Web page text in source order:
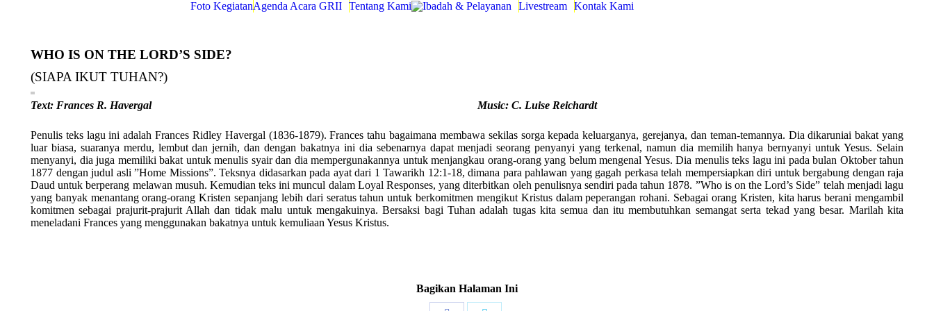
Foto KegiatanAgenda Acara GRII Tentang Kami Ibadah & Pelayanan Livestream Kontak Kami
WHO IS ON THE LORD’S SIDE?
(SIAPA IKUT TUHAN?)
Text: Frances R. Havergal Music: C. Luise Reichardt
Penulis teks lagu ini adalah Frances Ridley Havergal (1836-1879). Frances tahu bagaimana membawa sekilas sorga kepada keluarganya, gerejanya, dan teman-temannya. Dia dikaruniai bakat yang
luar biasa, suaranya merdu, lembut dan jernih, dan dengan bakatnya ini dia sebenarnya dapat menjadi seorang penyanyi yang terkenal, namun dia memilih hanya bernyanyi untuk Yesus. Selain
menyanyi, dia juga memiliki bakat untuk menulis syair dan dia mempergunakannya untuk menjangkau orang-orang yang belum mengenal Yesus. Dia menulis teks lagu ini pada bulan Oktober tahun
1877 dengan judul asli ”Home Missions”. Teksnya didasarkan pada ayat dari 1 Tawarikh 12:1-18, dimana para pahlawan yang gagah perkasa telah mempersiapkan diri untuk bergabung dengan raja
Daud untuk berperang melawan musuh. Kemudian teks ini muncul dalam Loyal Responses, yang diterbitkan oleh penulisnya sendiri pada tahun 1878. ”Who is on the Lord’s Side” telah menjadi lagu
yang banyak menantang orang-orang Kristen sepanjang lebih dari seratus tahun untuk berkomitmen mengikut Kristus dalam peperangan rohani. Sebagai orang Kristen, kita harus berani mengambil
komitmen sebagai prajurit-prajurit Allah dan tidak malu untuk mengakuinya. Bersaksi bagi Tuhan adalah tugas kita semua dan itu membutuhkan semangat serta tekad yang besar. Marilah kita
meneladani Frances yang menggunakan bakatnya untuk kemuliaan Yesus Kristus.
Bagikan Halaman Ini